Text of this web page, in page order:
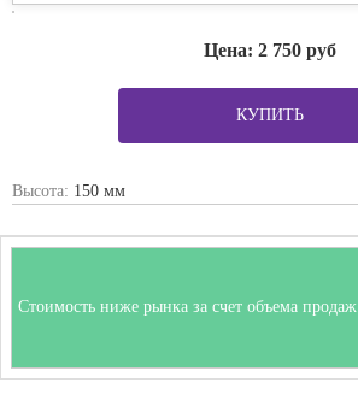
Цена: 2 750 руб
КУПИТЬ
Высота: 150 мм
Стоимость ниже рынка за счет объема продаж